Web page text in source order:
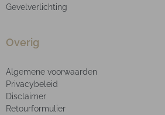
Gevelverlichting
Overig
Algemene voorwaarden
Privacybeleid
Disclaimer
Retourformulier